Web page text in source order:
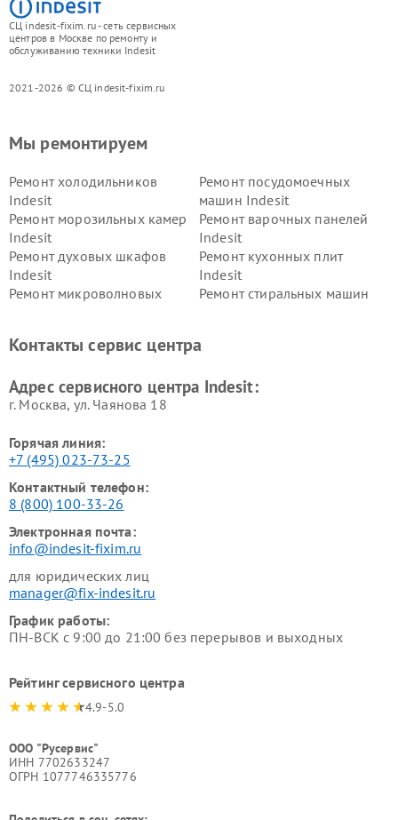
СЦ indesit-fixim.ru - сеть сервисных
центров в Москве по ремонту и
обслуживанию техники Indesit
2021-2026 © СЦ indesit-fixim.ru
Мы ремонтируем
Ремонт холодильников
Indesit
Ремонт посудомоечных
машин Indesit
Ремонт морозильных камер
Indesit
Ремонт варочных панелей
Indesit
Ремонт духовых шкафов
Indesit
Ремонт кухонных плит
Indesit
Ремонт микроволновых
Ремонт стиральных машин
Indesit
Indesit
Контакты сервис центра
Адрес сервисного центра Indesit:
г. Москва, ул. Чаянова 18
Горячая линия:
+7 (495) 023-73-25
Контактный телефон:
8 (800) 100-33-26
Электронная почта:
info@indesit-fixim.ru
для юридических лиц
manager@fix-indesit.ru
График работы:
ПН-ВСК с 9:00 до 21:00 без перерывов и выходных
Рейтинг сервисного центра
4.9-5.0
ООО "Русервис"
ИНН 7702633247
ОГРН 1077746335776